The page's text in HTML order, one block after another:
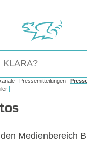
Pressemitteilungen
Medienbereich